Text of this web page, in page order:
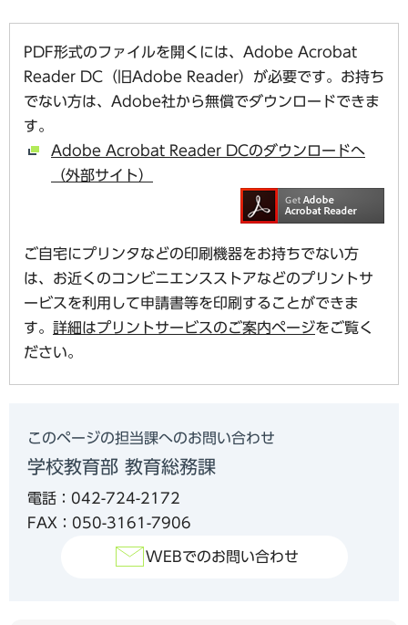
PDF形式のファイルを開くには、Adobe Acrobat
Reader DC（旧Adobe Reader）が必要です。お持ち
でない方は、Adobe社から無償でダウンロードできま
す。
Adobe Acrobat Reader DCのダウンロードへ
（外部サイト）
ご自宅にプリンタなどの印刷機器をお持ちでない方
は、お近くのコンビニエンスストアなどのプリントサ
ービスを利用して申請書等を印刷することができま
す。 詳細はプリントサービスのご案内ページをご覧く
ださい。
このページの担当課へのお問い合わせ
学校教育部 教育総務課
電話：042-724-2172
FAX：050-3161-7906
WEBでのお問い合わせ